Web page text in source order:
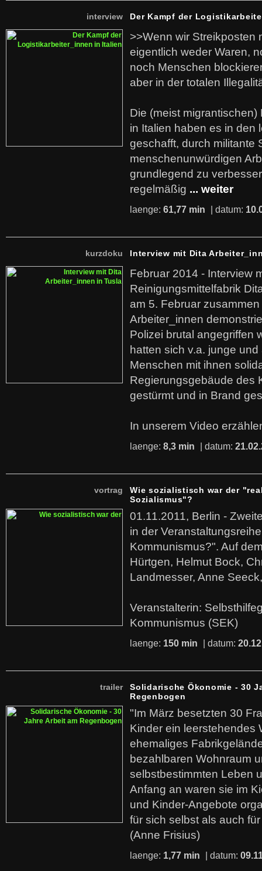
interview Der Kampf der
>>Wenn wir Streikposten
eigentlich weder Waren,
noch Menschen
aber in der totalen
Die (meist
in Italien haben es in den
geschafft, durch militante
menschenunwürdigen
grundlegend zu
regelmäßig ... weiter
laenge: 61,77 min | datum:
kurzdoku Interview mit Dita
Februar 2014 - Interview
Reinigungsmittelfabrik
am 5. Februar
Arbeiter_innen
Polizei brutal angegriffen
hatten sich v.a. junge
Menschen mit ihnen
Regierungsgebäude des
gestürmt und in Brand
In unserem Video
laenge: 8,3 min | datum:
vortrag
Wie sozialistisch war der
Sozialismus"?
01.11.2011, Berlin -
in der
Kommunismus?". Auf
Hürtgen, Helmut Bock,
Landmesser, Anne
Veranstalterin:
Kommunismus (SEK)
laenge: 150 min | datum:
trailer
Solidarische Ökonomie - 30
Regenbogen
"Im März besetzten 30
Kinder ein leerstehendes
ehemaliges
bezahlbaren Wohnraum
selbstbestimmten Leben
Anfang an waren sie im
und Kinder-Angebote
für sich selbst als auch
(Anne Frisius)
laenge: 1,77 min | datum: